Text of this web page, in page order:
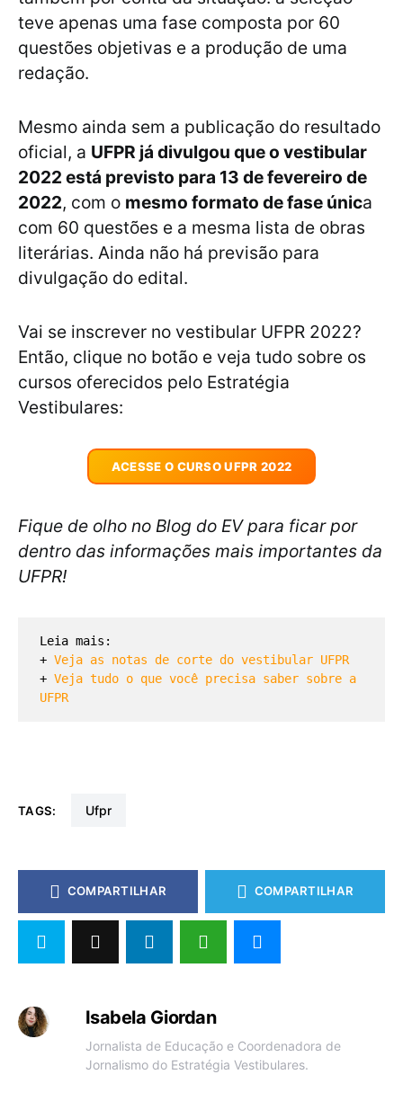
teve apenas uma fase composta por 60
questões objetivas e a produção de uma
redação.
Mesmo ainda sem a publicação do resultado
oficial, a UFPR já divulgou que o vestibular
2022 está previsto para 13 de fevereiro de
2022, com o mesmo formato de fase única
com 60 questões e a mesma lista de obras
literárias. Ainda não há previsão para
divulgação do edital.
Vai se inscrever no vestibular UFPR 2022?
Então, clique no botão e veja tudo sobre os
cursos oferecidos pelo Estratégia
Vestibulares:
ACESSE O CURSO UFPR 2022
Fique de olho no Blog do EV para ficar por
dentro das informações mais importantes da
UFPR!
Leia mais:
+ Veja as notas de corte do vestibular UFPR
+ Veja tudo o que você precisa saber sobre a
UFPR
TAGS: ufpr
COMPARTILHAR COMPARTILHAR
Isabela Giordan
Jornalista de Educação e Coordenadora de
Jornalismo do Estratégia Vestibulares.